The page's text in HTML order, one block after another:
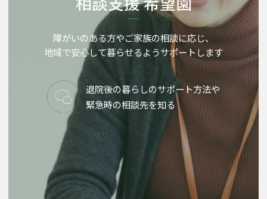
障がいのある方やご家族の相談に応じ、
地域で安心して暮らせるようサポートします
退院後の暮らしのサポート方法や
緊急時の相談先を知る